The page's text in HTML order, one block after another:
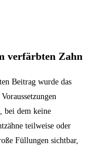
verfärbten Zahn
Beitrag wurde das
bei dem keine
teilweise oder
Füllungen sichtbar,